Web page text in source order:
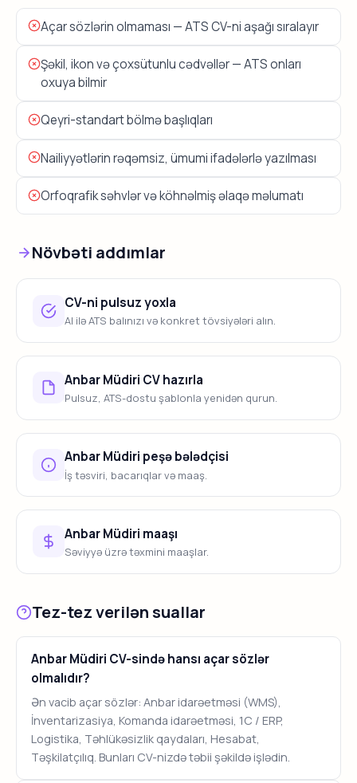
Açar sözlərin olmaması — ATS CV-ni aşağı sıralayır
Şəkil, ikon və çoxsütunlu cədvəllər — ATS onları
oxuya bilmir
Qeyri-standart bölmə başlıqları
Nailiyyətlərin rəqəmsiz, ümumi ifadələrlə yazılması
Orfoqrafik səhvlər və köhnəlmiş əlaqə məlumatı
Növbəti addımlar
CV-ni pulsuz yoxla
AI ilə ATS balınızı və konkret tövsiyələri alın.
Anbar Müdiri CV hazırla
Pulsuz, ATS-dostu şablonla yenidən qurun.
Anbar Müdiri peşə bələdçisi
İş təsviri, bacarıqlar və maaş.
Anbar Müdiri maaşı
Səviyyə üzrə təxmini maaşlar.
Tez-tez verilən suallar
Anbar Müdiri CV-sində hansı açar sözlər
olmalıdır?
Ən vacib açar sözlər: Anbar idarəetməsi (WMS),
İnventarizasiya, Komanda idarəetməsi, 1C / ERP,
Logistika, Təhlükəsizlik qaydaları, Hesabat,
Təşkilatçılıq. Bunları CV-nizdə təbii şəkildə işlədin.